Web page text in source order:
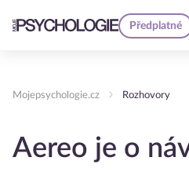
Předplatné
Mojepsychologie.cz Rozhovory
Aereo je o